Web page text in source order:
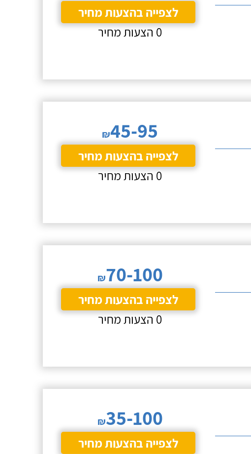
לצפייה בהצעות מחיר
0 הצעות מחיר
₪45-95
לצפייה בהצעות מחיר
0 הצעות מחיר
₪70-100
לצפייה בהצעות מחיר
0 הצעות מחיר
₪35-100
לצפייה בהצעות מחיר